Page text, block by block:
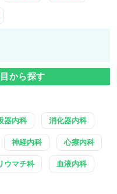
から探す
器内科 消化器内科
神経内科 心療内科
ウマチ科 血液内科